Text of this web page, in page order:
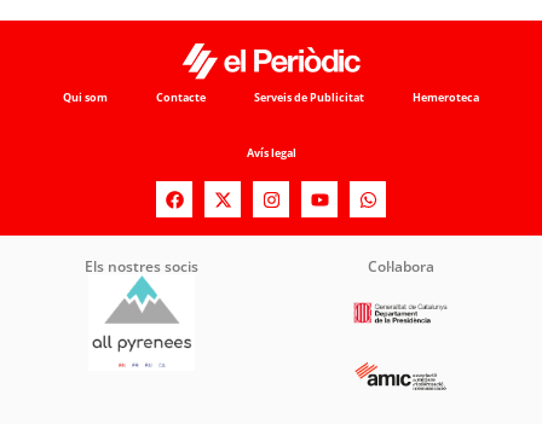
Qui som Contacte Serveis de Publicitat Hemeroteca
Avís legal
Els nostres socis Col·labora